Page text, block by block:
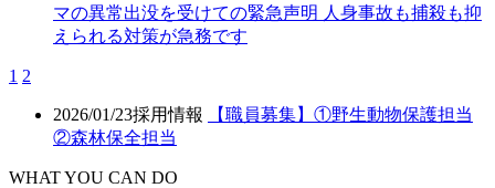
マの異常出没を受けての緊急声明 人身事故も捕殺も抑
えられる対策が急務です
1 2
2026/01/23採用情報
【職員募集】①野生動物保護担当
②森林保全担当
WHAT YOU CAN DO